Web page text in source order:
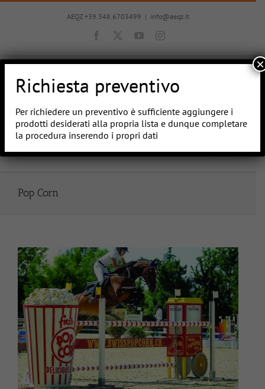
Salta
AEQZ +39.348.6703499 | info@aeqz.it
Facebook YouTubeInstagram
Vai a...
Pop Corn
Richiesta preventivo
Per richiedere un preventivo è sufficiente aggiungere i
prodotti desiderati alla propria lista e dunque completare
la procedura inserendo i propri dati
×